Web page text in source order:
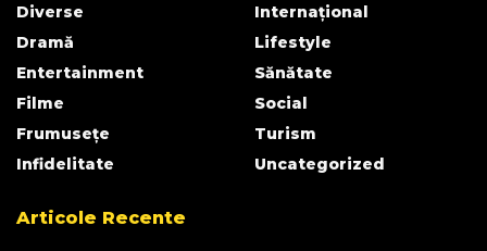
Diverse
Dramă
Entertainment
Filme
Frumusețe
Infidelitate
Internațional
Lifestyle
Sănătate
Social
Turism
Uncategorized
Articole Recente